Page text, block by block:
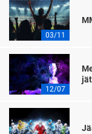
03/11
12/07